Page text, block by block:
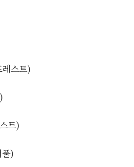
스트)
트)
)